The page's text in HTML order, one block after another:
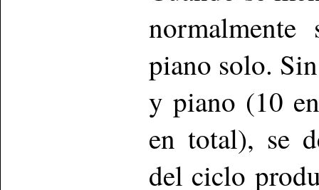
piano solo.
y piano (10
en total), se
del ciclo